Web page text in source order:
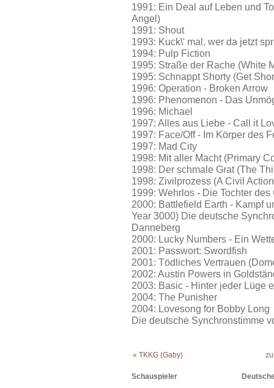
1991: Ein Deal auf Leben und
Angel)
1991: Shout
1993: Kuck\' mal, wer da jetzt
1994: Pulp Fiction
1995: Straße der Rache (White
1995: Schnappt Shorty (Get
1996: Operation - Broken Arrow
1996: Phenomenon - Das
1996: Michael
1997: Alles aus Liebe - Call it
1997: Face/Off - Im Körper des
1997: Mad City
1998: Mit aller Macht (Primary
1998: Der schmale Grat (The
1998: Zivilprozess (A Civil
1999: Wehrlos - Die Tochter
2000: Battlefield Earth - Kampf
Year 3000) Die deutsche
Danneberg
2000: Lucky Numbers - Ein
2001: Passwort: Swordfish
2001: Tödliches Vertrauen
2002: Austin Powers in
2003: Basic - Hinter jeder Lüge
2004: The Punisher
2004: Lovesong for Bobby Long
Die deutsche Synchronstimme
« TKKG (Gaby)
Schauspieler